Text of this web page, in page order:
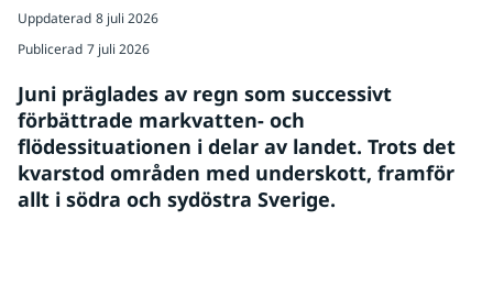
Uppdaterad 8 juli 2026
Publicerad 7 juli 2026
Juni präglades av regn som successivt
förbättrade markvatten- och
flödessituationen i delar av landet. Trots det
kvarstod områden med underskott, framför
allt i södra och sydöstra Sverige.